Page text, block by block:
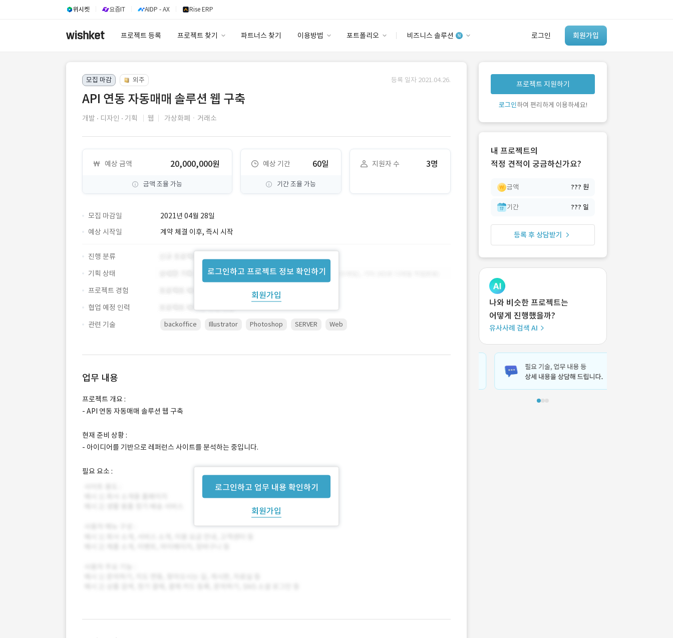
위시켓 요즘IT AIDP - AX Rise ERP
프로젝트 등록 프로젝트 찾기 파트너스 찾기 이용방법 포트폴리오 비즈니스 솔루션 로그인 회원가입
안심 코드 케어
유사사례 검색 AI
‘이런 거’ 만들어본
개발 회사 있어?
모집 마감 외주 등록 일자 2021.04.26.
API 연동 자동매매 솔루션 웹 구축
개발 디자인 기획 웹 가상화폐ㆍ거래소
예상 금액 20,000,000원
금액 조율 가능
예상 기간 60일
기간 조율 가능
지원자 수 3명
모집 마감일 2021년 04월 28일
로그인하고 프로젝트 정보 확인하기
회원가입
예상 시작일 계약 체결 이후, 즉시 시작
진행 분류
기획 상태
프로젝트 경험
협업 예정 인력
관련 기술
backoffice Illustrator Photoshop SERVER Web
업무 내용
로그인하고 업무 내용 확인하기
회원가입
프로젝트 개요 :
- API 연동 자동매매 솔루션 웹 구축
현재 준비 상황 :
- 아이디어를 기반으로 레퍼런스 사이트를 분석하는 중입니다.
필요 요소 :
프로젝트 지원하기
로그인하여 편리하게 이용하세요!
내 프로젝트의
적정 견적이 궁금하신가요?
금액 ??? 원
기간 ??? 일
등록 후 상담받기
나와 비슷한 프로젝트는
어떻게 진행했을까?
유사사례 검색 AI